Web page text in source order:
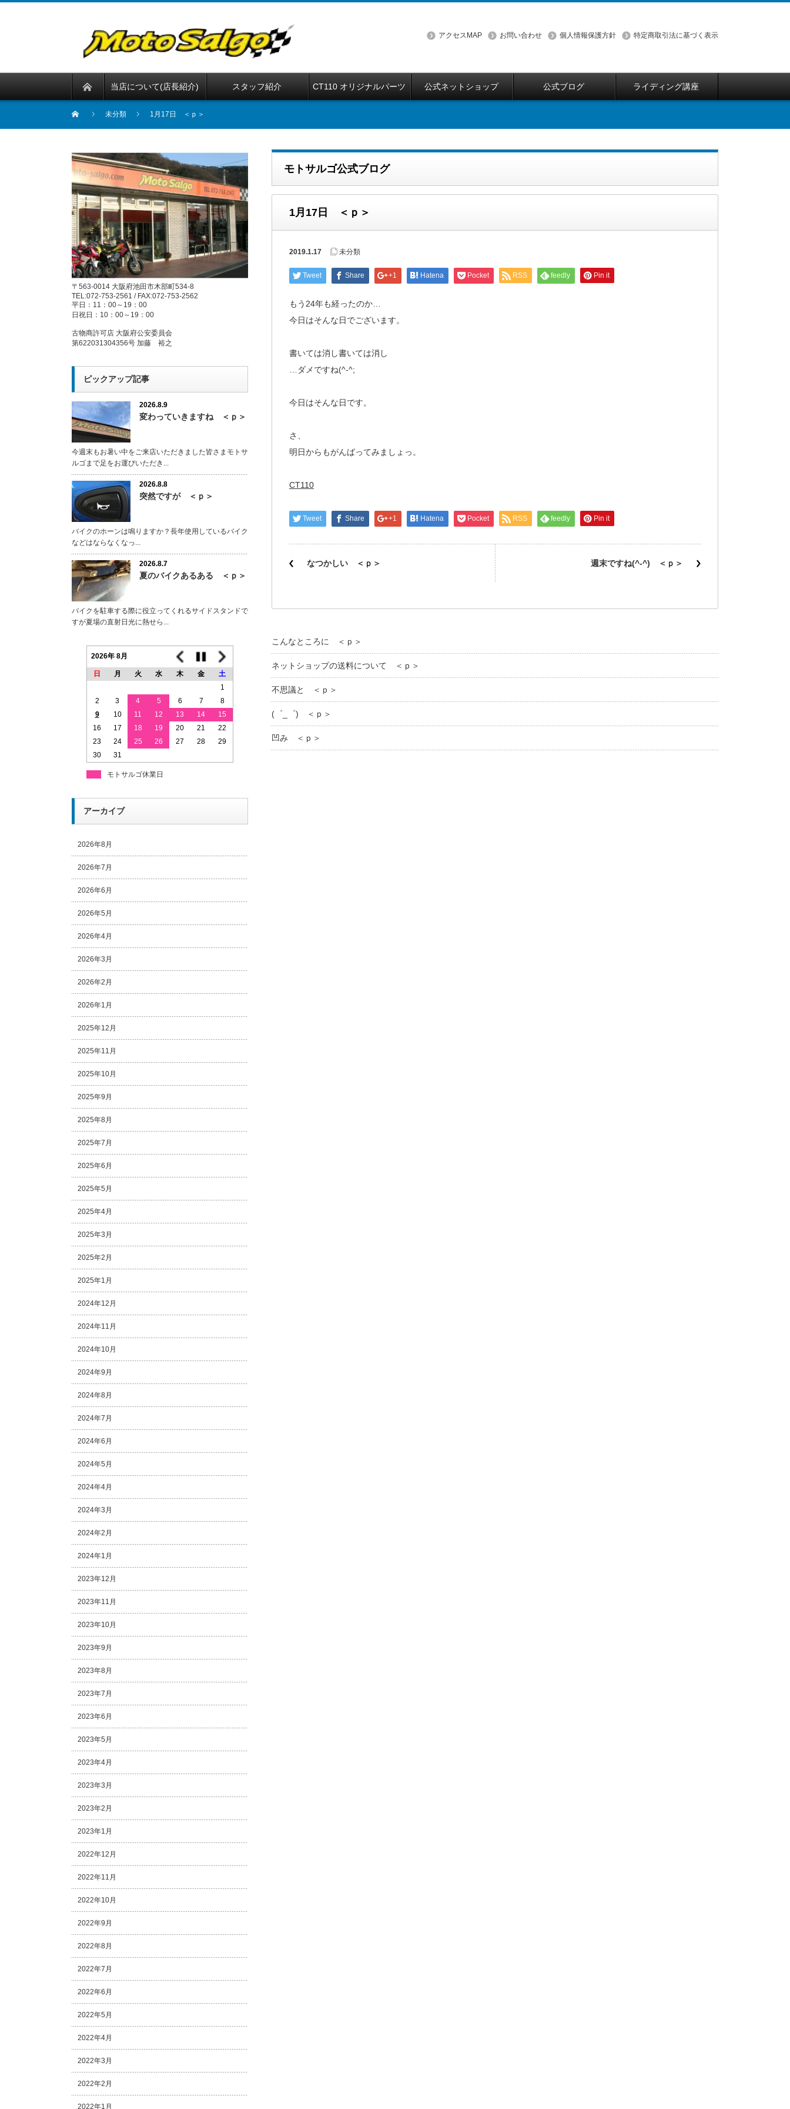
アクセスMAP お問い合わせ 個人情報保護方針 特定商取引法に基づく表示
当店について(店長紹介) スタッフ紹介 CT110 オリジナルパーツ 公式ネットショップ 公式ブログ ライディング講座
未分類 1月17日 ＜ｐ＞
モトサルゴ公式ブログ
1月17日 ＜ｐ＞
2019.1.17 未分類
Tweet Share +1 Hatena Pocket RSS feedly Pin it
もう24年も経ったのか…
今日はそんな日でございます。
書いては消し書いては消し
…ダメですね(^-^;
今日はそんな日です。
さ、
明日からもがんばってみましょっ。
CT110
Tweet Share +1 Hatena Pocket RSS feedly Pin it
なつかしい ＜ｐ＞ 週末ですね(^-^) ＜ｐ＞
こんなところに ＜ｐ＞
ネットショップの送料について ＜ｐ＞
不思議と ＜ｐ＞
(゜_゜) ＜ｐ＞
凹み ＜ｐ＞
〒563-0014 大阪府池田市木部町534-8
TEL:072-753-2561 / FAX:072-753-2562
平日：11：00～19：00
日祝日：10：00～19：00
古物商許可店 大阪府公安委員会
第622031304356号 加藤 裕之
ピックアップ記事
2026.8.9
変わっていきますね ＜ｐ＞
今週末もお暑い中をご来店いただきました皆さまモトサ
ルゴまで足をお運びいただき...
2026.8.8
突然ですが ＜ｐ＞
バイクのホーンは鳴りますか？長年使用しているバイク
などはならなくなっ...
2026.8.7
夏のバイクあるある ＜ｐ＞
バイクを駐車する際に役立ってくれるサイドスタンドで
すが夏場の直射日光に熱せら...
2026年 8月
日 月 火 水 木 金
土
1
2
3 4 5 6 7
8
9
10 11 12 13 14
15
16
17 18 19 20 21
22
23
24 25 26 27 28
29
30
31
モトサルゴ休業日
アーカイブ
2026年8月
2026年7月
2026年6月
2026年5月
2026年4月
2026年3月
2026年2月
2026年1月
2025年12月
2025年11月
2025年10月
2025年9月
2025年8月
2025年7月
2025年6月
2025年5月
2025年4月
2025年3月
2025年2月
2025年1月
2024年12月
2024年11月
2024年10月
2024年9月
2024年8月
2024年7月
2024年6月
2024年5月
2024年4月
2024年3月
2024年2月
2024年1月
2023年12月
2023年11月
2023年10月
2023年9月
2023年8月
2023年7月
2023年6月
2023年5月
2023年4月
2023年3月
2023年2月
2023年1月
2022年12月
2022年11月
2022年10月
2022年9月
2022年8月
2022年7月
2022年6月
2022年5月
2022年4月
2022年3月
2022年2月
2022年1月